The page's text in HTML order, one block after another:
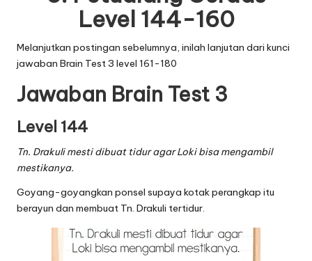
Level 144-160
Melanjutkan postingan sebelumnya, inilah lanjutan dari kunci
jawaban Brain Test 3 level 161-180
Jawaban Brain Test 3
Level 144
Tn. Drakuli mesti dibuat tidur agar Loki bisa mengambil
mestikanya.
Goyang-goyangkan ponsel supaya kotak perangkap itu
berayun dan membuat Tn. Drakuli tertidur.